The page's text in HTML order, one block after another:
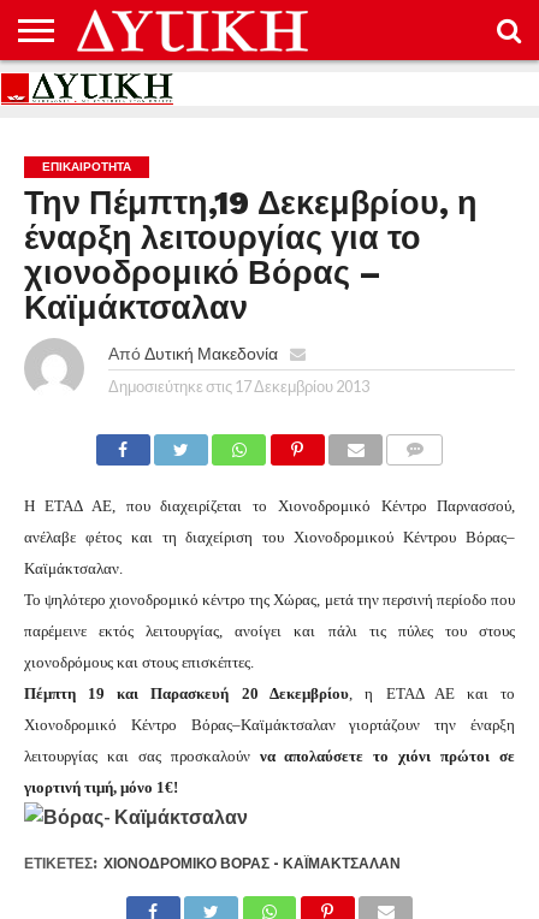
ΑΡΧΙΚΉ
ΕΠΙΚΟΙΝΩΝΊΑ
ΌΡΟΙ
ΠΡΟΣΤΑΣΊΑ
ΕΠΙΚΑΙΡΟΤΗΤΑ
Την Πέμπτη,19 Δεκεμβρίου, η
έναρξη λειτουργίας για το
χιονοδρομικό Βόρας –
Καϊμάκτσαλαν
Από Δυτική Μακεδονία
Δημοσιεύτηκε στις 17 Δεκεμβρίου 2013
Η ΕΤΑΔ ΑΕ, που διαχειρίζεται το Χιονοδρομικό Κέντρο Παρνασσού,
ανέλαβε φέτος και τη διαχείριση του Χιονοδρομικού Κέντρου Βόρας–
Καϊμάκτσαλαν.
Το ψηλότερο χιονοδρομικό κέντρο της Χώρας, μετά την περσινή περίοδο που
παρέμεινε εκτός λειτουργίας, ανοίγει και πάλι τις πύλες του στους
χιονοδρόμους και στους επισκέπτες.
Πέμπτη 19 και Παρασκευή 20 Δεκεμβρίου, η ΕΤΑΔ ΑΕ και το
Χιονοδρομικό Κέντρο Βόρας–Καϊμάκτσαλαν γιορτάζουν την έναρξη
λειτουργίας και σας προσκαλούν να απολαύσετε το χιόνι πρώτοι σε
γιορτινή τιμή, μόνο 1€!
ΕΤΙΚΕΤΕΣ: ΧΙΟΝΟΔΡΟΜΙΚΌ ΒΌΡΑΣ - ΚΑΪΜΆΚΤΣΑΛΑΝ